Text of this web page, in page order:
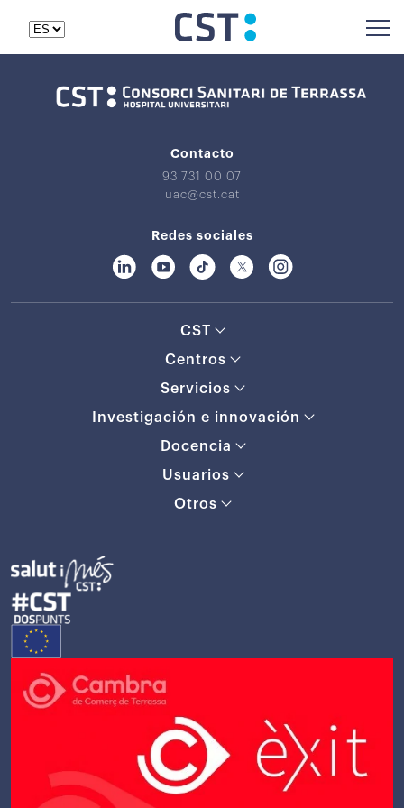
Contacto
93 731 00 07
uac@cst.cat
Redes sociales
CST
Centros
Servicios
Investigación e innovación
Docencia
Usuarios
Otros